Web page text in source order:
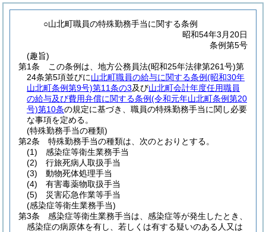
○山北町職員の特殊勤務手当に関する条例
昭和54年3月20日
条例第5号
(趣旨)
第1条
この条例は、地方公務員法(昭和25年法律第261号)第
24条第5項並びに山北町職員の給与に関する条例(昭和30年
山北町条例第9号)第11条の3及び山北町会計年度任用職員
の給与及び費用弁償に関する条例(令和元年山北町条例第20
号)第10条の規定に基づき、職員の特殊勤務手当に関し必要
な事項を定める。
(特殊勤務手当の種類)
第2条
特殊勤務手当の種類は、次のとおりとする。
(1)
感染症等衛生業務手当
(2)
行旅死病人取扱手当
(3)
動物死体処理手当
(4)
有害毒薬物取扱手当
(5)
災害応急作業等手当
(感染症等衛生業務手当)
第3条
感染症等衛生業務手当は、感染症等が発生したとき、
感染症の病原体を有し、若しくは有する疑いのある人又は